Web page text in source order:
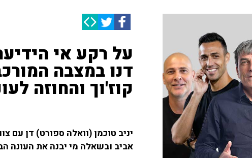
על רקע אי
דנו במצבה
קוז'וך והחוזה
אביב ובשאלה מי יבנה את העונה